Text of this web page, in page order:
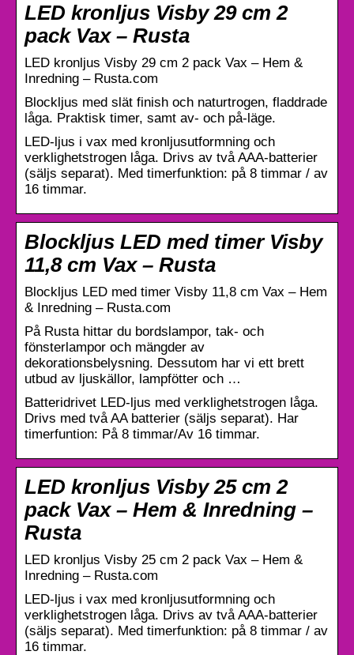
LED kronljus Visby 29 cm 2
pack Vax – Rusta
LED kronljus Visby 29 cm 2 pack Vax – Hem &
Inredning – Rusta.com
Blockljus med slät finish och naturtrogen, fladdrade
låga. Praktisk timer, samt av- och på-läge.
LED-ljus i vax med kronljusutformning och
verklighetstrogen låga. Drivs av två AAA-batterier
(säljs separat). Med timerfunktion: på 8 timmar / av
16 timmar.
Blockljus LED med timer Visby
11,8 cm Vax – Rusta
Blockljus LED med timer Visby 11,8 cm Vax – Hem
& Inredning – Rusta.com
På Rusta hittar du bordslampor, tak- och
fönsterlampor och mängder av
dekorationsbelysning. Dessutom har vi ett brett
utbud av ljuskällor, lampfötter och …
Batteridrivet LED-ljus med verklighetstrogen låga.
Drivs med två AA batterier (säljs separat). Har
timerfuntion: På 8 timmar/Av 16 timmar.
LED kronljus Visby 25 cm 2
pack Vax – Hem & Inredning –
Rusta
LED kronljus Visby 25 cm 2 pack Vax – Hem &
Inredning – Rusta.com
LED-ljus i vax med kronljusutformning och
verklighetstrogen låga. Drivs av två AAA-batterier
(säljs separat). Med timerfunktion: på 8 timmar / av
16 timmar.